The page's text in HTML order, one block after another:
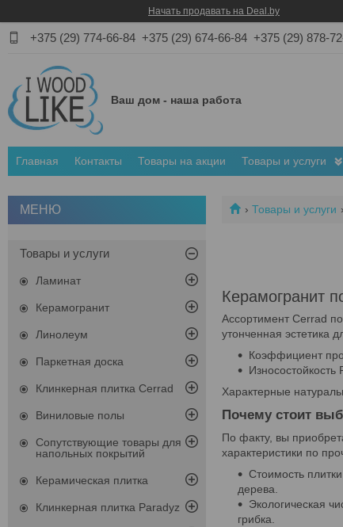
Начать продавать на Deal.by
+375 (29) 774-66-84 +375 (29) 674-66-84 +375 (29) 878-
Ваш дом - наша работа
Главная Контакты Товары на акции Товары и услуги
Товары и услуги
Керамогранит
Ассортимент Cerrad
утонченная эстетика
Коэффициент
Характерные
Почему стоит
По факту, вы
характеристики по
Стоимость
дерева.
Экологическая
грибка.
Товары и услуги
Ламинат
Керамогранит
Линолеум
Паркетная доска
Клинкерная плитка Cerrad
Виниловые полы
Сопутствующие товары для
напольных покрытий
Керамическая плитка
Клинкерная плитка Paradyz